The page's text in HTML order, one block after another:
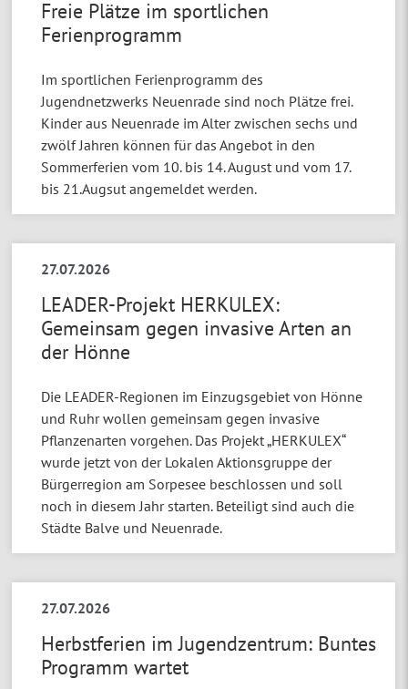
Freie Plätze im sportlichen
Ferienprogramm
Im sportlichen Ferienprogramm des
Jugendnetzwerks Neuenrade sind noch Plätze frei.
Kinder aus Neuenrade im Alter zwischen sechs und
zwölf Jahren können für das Angebot in den
Sommerferien vom 10. bis 14. August und vom 17.
bis 21.Augsut angemeldet werden.
27.07.2026
LEADER-Projekt HERKULEX:
Gemeinsam gegen invasive Arten an
der Hönne
Die LEADER-Regionen im Einzugsgebiet von Hönne
und Ruhr wollen gemeinsam gegen invasive
Pflanzenarten vorgehen. Das Projekt „HERKULEX“
wurde jetzt von der Lokalen Aktionsgruppe der
Bürgerregion am Sorpesee beschlossen und soll
noch in diesem Jahr starten. Beteiligt sind auch die
Städte Balve und Neuenrade.
27.07.2026
Herbstferien im Jugendzentrum: Buntes
Programm wartet